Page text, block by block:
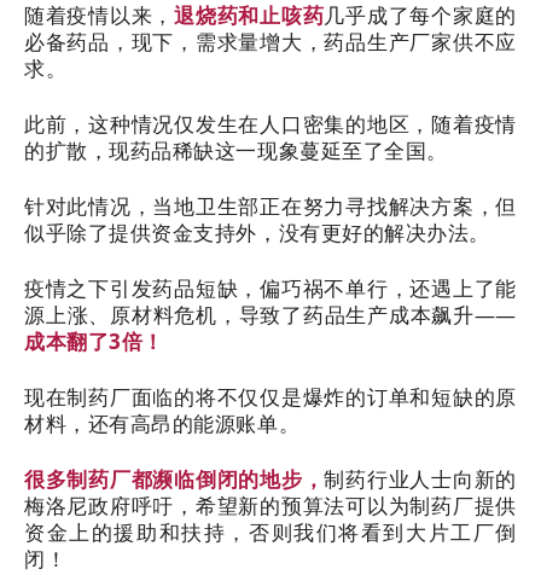
随着疫情以来，退烧药和止咳药几乎成了每个家庭的
必备药品，现下，需求量增大，药品生产厂家供不应
求。
此前，这种情况仅发生在人口密集的地区，随着疫情
的扩散，现药品稀缺这一现象蔓延至了全国。
针对此情况，当地卫生部正在努力寻找解决方案，但
似乎除了提供资金支持外，没有更好的解决办法。
疫情之下引发药品短缺，偏巧祸不单行，还遇上了能
源上涨、原材料危机，导致了药品生产成本飙升——
成本翻了3倍！
现在制药厂面临的将不仅仅是爆炸的订单和短缺的原
材料，还有高昂的能源账单。
很多制药厂都濒临倒闭的地步，制药行业人士向新的
梅洛尼政府呼吁，希望新的预算法可以为制药厂提供
资金上的援助和扶持，否则我们将看到大片工厂倒
闭！